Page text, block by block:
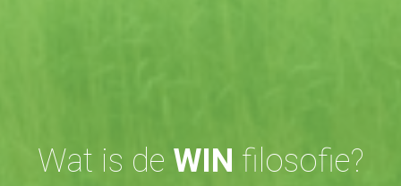
Wat is de WIN filosofie?